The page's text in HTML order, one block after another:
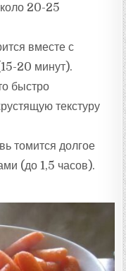
20-25
вместе с
20 минут).
быстро
текстуру
томится долгое
(до 1,5 часов).